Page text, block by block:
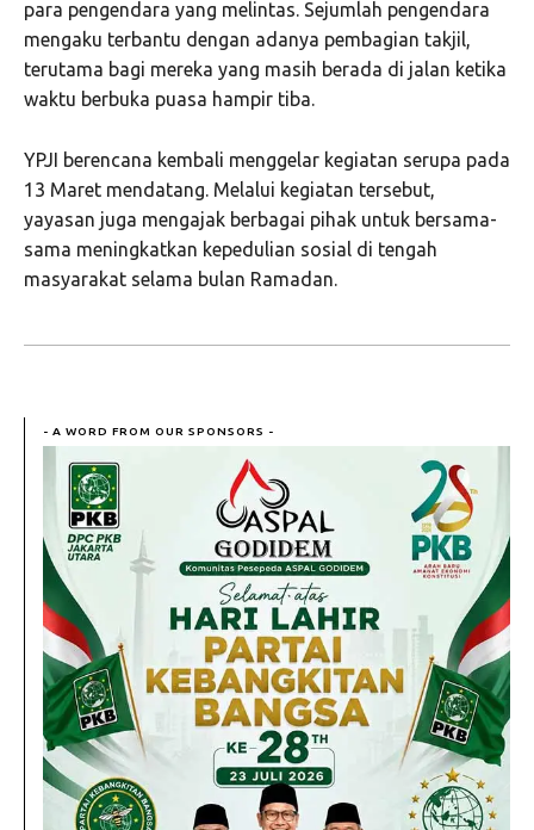
para pengendara yang melintas. Sejumlah pengendara
mengaku terbantu dengan adanya pembagian takjil,
terutama bagi mereka yang masih berada di jalan ketika
waktu berbuka puasa hampir tiba.
YPJI berencana kembali menggelar kegiatan serupa pada
13 Maret mendatang. Melalui kegiatan tersebut,
yayasan juga mengajak berbagai pihak untuk bersama-
sama meningkatkan kepedulian sosial di tengah
masyarakat selama bulan Ramadan.
- A WORD FROM OUR SPONSORS -